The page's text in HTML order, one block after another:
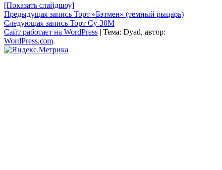
[Показать слайдшоу]
Навигация
по
записям
Предыдущая запись Торт «Бэтмен» (темный рыцарь)
Следующая запись Торт Су-30М
Сайт работает на WordPress | Тема: Dyad, автор:
WordPress.com.